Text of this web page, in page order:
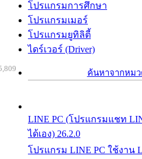
โปรแกรมการศึกษา
โปรแกรมเมอร์
โปรแกรมยูทิลิตี้
ไดร์เวอร์ (Driver)
ค้นหาจากหม
LINE PC (โปรแกรมแชท
ได้เอง) 26.2.0
โปรแกรม LINE PC ใช้งา